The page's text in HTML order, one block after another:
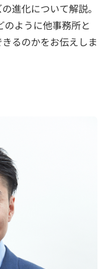
進化について解説。
のように他事務所と
るのかをお伝えしま